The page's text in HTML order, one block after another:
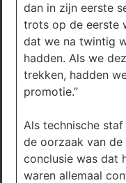
dan in zijn eerste
trots op de eerste
dat we na twintig
hadden. Als we
trekken, hadden
promotie.”
Als technische
de oorzaak van de
conclusie was dat
waren allemaal